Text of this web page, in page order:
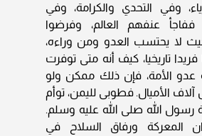
وفي التحدي والكرامة، وفي
ففاجأ عنفهم العالم، وفرضوا
لا يحتسب العدو ومن وراءه،
تاريخيا، كيف أنه متى توفرت
عدو الأمة، فإن ذلك ممكن ولو
الأميال. فطوبى لليمن، توأم
الله صلى الله عليه وسلم.
المعركة ورفاق السلاح في